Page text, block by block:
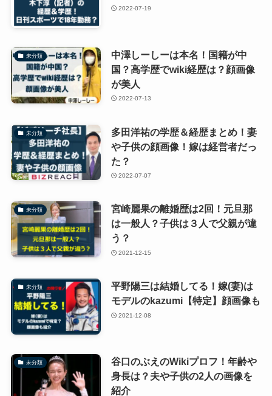
2022-07-19
未分類
中澤しーしーは本名！国籍が中
国？高学歴でwiki経歴は？顔画像
が美人
2022-07-13
未分類
多田洋祐の学歴＆経歴まとめ！妻
や子供の顔画像！嫁は経営者だっ
た？
2022-07-07
未分類
宮崎麗果の離婚歴は2回！元旦那
は一般人？子供は３人で父親が違
う？
2021-12-15
未分類
平野陽三は結婚してる！嫁(妻)は
モデルのkazumi【特定】顔画像も
2021-12-08
未分類
谷口のぶえのWikiプロフ！年齢や
身長は？夫や子供の2人の画像を
紹介